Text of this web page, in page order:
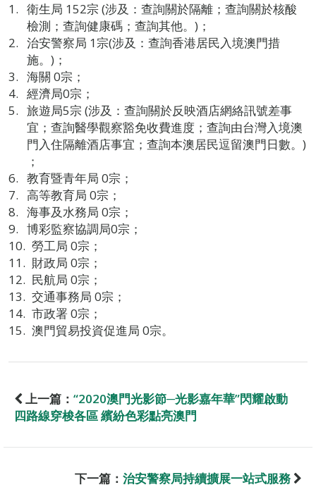
衛生局 152宗 (涉及：查詢關於隔離；查詢關於核酸
檢測；查詢健康碼；查詢其他。)；
治安警察局 1宗(涉及：查詢香港居民入境澳門措
施。)；
海關 0宗；
經濟局0宗；
旅遊局5宗 (涉及：查詢關於反映酒店網絡訊號差事
宜；查詢醫學觀察豁免收費進度；查詢由台灣入境澳
門入住隔離酒店事宜；查詢本澳居民逗留澳門日數。)
；
教育暨青年局 0宗；
高等教育局 0宗；
海事及水務局 0宗；
博彩監察協調局0宗；
勞工局 0宗；
財政局 0宗；
民航局 0宗；
交通事務局 0宗；
市政署 0宗；
澳門貿易投資促進局 0宗。
上一篇： “2020澳門光影節─光影嘉年華”閃耀啟動
四路線穿梭各區 繽紛色彩點亮澳門
下一篇： 治安警察局持續擴展一站式服務